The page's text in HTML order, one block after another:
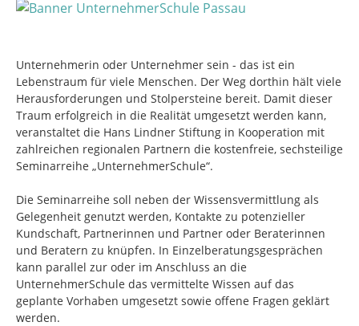
Unternehmerin oder Unternehmer sein - das ist ein
Lebenstraum für viele Menschen. Der Weg dorthin hält viele
Herausforderungen und Stolpersteine bereit. Damit dieser
Traum erfolgreich in die Realität umgesetzt werden kann,
veranstaltet die Hans Lindner Stiftung in Kooperation mit
zahlreichen regionalen Partnern die kostenfreie, sechsteilige
Seminarreihe „UnternehmerSchule“.
Die Seminarreihe soll neben der Wissensvermittlung als
Gelegenheit genutzt werden, Kontakte zu potenzieller
Kundschaft, Partnerinnen und Partner oder Beraterinnen
und Beratern zu knüpfen. In Einzelberatungsgesprächen
kann parallel zur oder im Anschluss an die
UnternehmerSchule das vermittelte Wissen auf das
geplante Vorhaben umgesetzt sowie offene Fragen geklärt
werden.